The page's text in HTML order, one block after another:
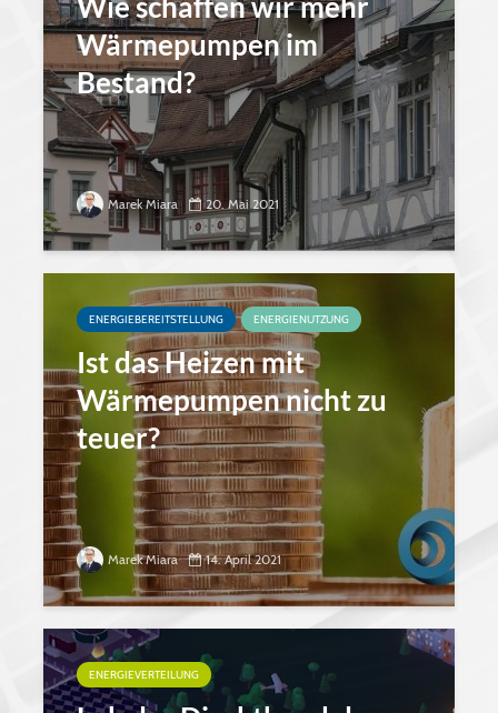
Wärmepumpen im
Bestand?
Marek Miara 20. Mai 2021
ENERGIEBEREITSTELLUNG ENERGIENUTZUNG
Ist das Heizen mit
Wärmepumpen nicht zu
teuer?
Marek Miara 14. April 2021
ENERGIEVERTEILUNG